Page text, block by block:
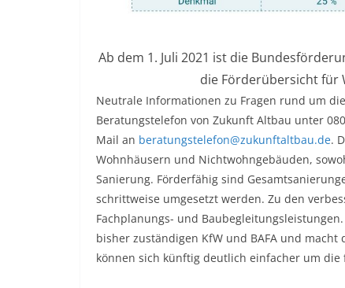
Ab dem 1. Juli 2021 ist die
die Förderübersicht für
Neutrale Informationen zu Fragen rund um
Beratungstelefon von Zukunft Altbau unter
Mail an beratungstelefon@zukunftaltbau.de.
Wohnhäusern und Nichtwohngebäuden,
Sanierung. Förderfähig sind
schrittweise umgesetzt werden. Zu den
Fachplanungs- und
bisher zuständigen KfW und BAFA und
können sich künftig deutlich einfacher um